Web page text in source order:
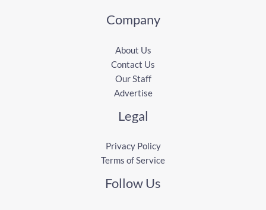
Company
About Us
Contact Us
Our Staff
Advertise
Legal
Privacy Policy
Terms of Service
Follow Us